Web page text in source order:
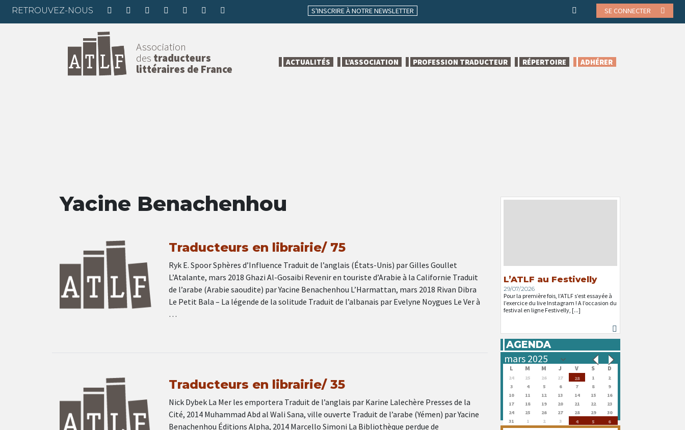
RETROUVEZ-NOUS S'INSCRIRE À NOTRE NEWSLETTER SE CONNECTER
Association
des traducteurs
littéraires de France
ACTUALITÉS L’ASSOCIATION PROFESSION TRADUCTEUR RÉPERTOIRE ADHÉRER
Yacine Benachenhou
Traducteurs en librairie/ 75
Ryk E. Spoor Sphères d’Influence Traduit de l’anglais (États-Unis) par Gilles Goullet
L’Atalante, mars 2018 Ghazi Al-Gosaibi Revenir en touriste d’Arabie à la Californie Traduit
de l’arabe (Arabie saoudite) par Yacine Benachenhou L’Harmattan, mars 2018 Rivan Dibra
Le Petit Bala – La légende de la solitude Traduit de l’albanais par Evelyne Noygues Le Ver à
…
Traducteurs en librairie/ 35
Nick Dybek La Mer les emportera Traduit de l’anglais par Karine Lalechère Presses de la
Cité, 2014 Muhammad Abd al Wali Sana, ville ouverte Traduit de l’arabe (Yémen) par Yacine
Benachenhou Éditions Alpha, 2014 Marcello Simoni La Bibliothèque perdue de
L’ATLF au Festivelly
29/07/2026
Pour la première fois, l’ATLF s’est essayée à
l’exercice du live Instagram ! A l’occasion du
festival en ligne Festivelly, [...]
AGENDA
L M M J V S D
24 25 26 27 28 1
2
3
4 5 6 7 8
9
10
11 12 13 14 15
16
17
18 19 20 21 22
23
24
25 26 27 28 29
30
31
1 2 3 4 5 6